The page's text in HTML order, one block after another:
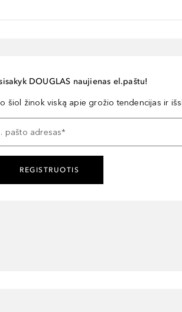
DOUGLAS naujienas el.paštu!
šiol žinok viską apie grožio tendencijas ir
pašto adresas*
REGISTRUOTIS